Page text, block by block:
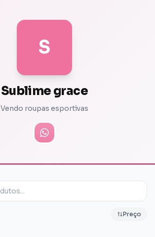
S
Sublime grace
Vendo roupas esportivas
Preço